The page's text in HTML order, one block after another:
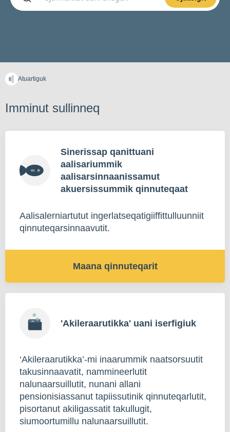
Atuartiguk
Imminut sullinneq
Sinerissap qanittuani
aalisariummik
aalisarsinnaanissamut
akuersissummik qinnuteqaat
Aalisalerniartutut ingerlatseqatigiiffittulluunniit
qinnuteqarsinnaavutit.
Maana qinnuteqarit
'Akileraarutikka' uani iserfigiuk
‘Akileraarutikka’-mi inaarummik naatsorsuutit
takusinnaavatit, nammineerlutit
nalunaarsuillutit, nunani allani
pensionisiassanut tapiissutinik qinnuteqarlutit,
pisortanut akiligassatit takullugit,
siumoortumillu nalunaarsuillutit.